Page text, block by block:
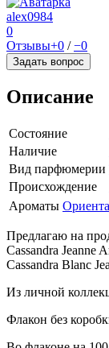
alex0984
0
Отзывы+0 /−0
Задать вопрос
Описание
Состояние
Наличие
Вид парфюмерии
Происхождение
Ароматы
Предлагаю на
Cassandra Jeanne
Cassandra Blanc
Из личной
Флакон без